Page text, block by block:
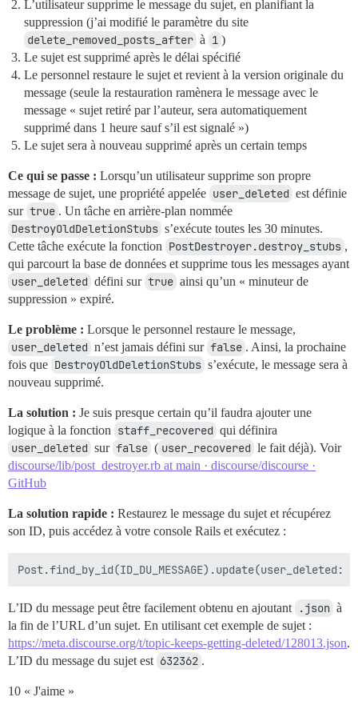
L’utilisateur supprime le message du sujet, en planifiant la
suppression (j’ai modifié le paramètre du site
delete_removed_posts_after à 1 )
Le sujet est supprimé après le délai spécifié
Le personnel restaure le sujet et revient à la version originale du
message (seule la restauration ramènera le message avec le
message « sujet retiré par l’auteur, sera automatiquement
supprimé dans 1 heure sauf s’il est signalé »)
Le sujet sera à nouveau supprimé après un certain temps
Ce qui se passe : Lorsqu’un utilisateur supprime son propre
message de sujet, une propriété appelée user_deleted est définie
sur true . Un tâche en arrière-plan nommée
DestroyOldDeletionStubs s’exécute toutes les 30 minutes.
Cette tâche exécute la fonction PostDestroyer.destroy_stubs ,
qui parcourt la base de données et supprime tous les messages ayant
user_deleted défini sur true ainsi qu’un « minuteur de
suppression » expiré.
Le problème : Lorsque le personnel restaure le message,
user_deleted n’est jamais défini sur false . Ainsi, la prochaine
fois que DestroyOldDeletionStubs s’exécute, le message sera à
nouveau supprimé.
La solution : Je suis presque certain qu’il faudra ajouter une
logique à la fonction staff_recovered qui définira
user_deleted sur false ( user_recovered le fait déjà). Voir
discourse/lib/post_destroyer.rb at main · discourse/discourse ·
GitHub
La solution rapide : Restaurez le message du sujet et récupérez
son ID, puis accédez à votre console Rails et exécutez :
L’ID du message peut être facilement obtenu en ajoutant .json à
la fin de l’URL d’un sujet. En utilisant cet exemple de sujet :
https://meta.discourse.org/t/topic-keeps-getting-deleted/128013.json.
L’ID du message du sujet est 632362 .
10 « J'aime »